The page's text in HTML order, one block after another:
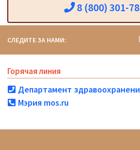
8 (800) 301-
СЛЕДИТЕ ЗА НАМИ:
Горячая линия
Департамент
Мэрия mos.ru